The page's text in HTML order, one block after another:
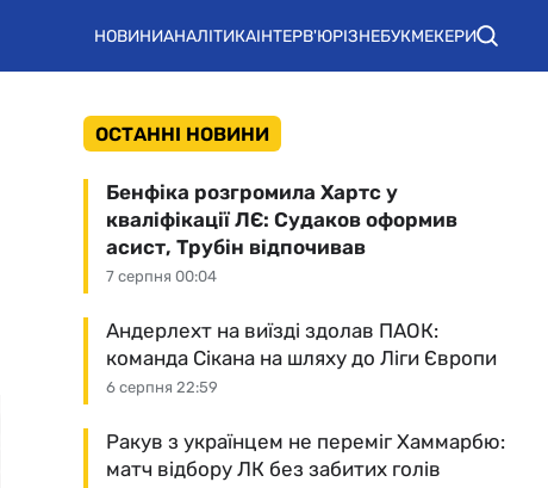
НОВИНИАНАЛІТИКАІНТЕРВ'ЮРІЗНЕБУКМЕКЕРИ
ОСТАННІ НОВИНИ
7 серпня 00:04
Бенфіка розгромила Хартс у
кваліфікації ЛЄ: Судаков оформив
асист, Трубін відпочивав
6 серпня 22:59
Андерлехт на виїзді здолав ПАОК:
команда Сікана на шляху до Ліги Європи
Ракув з українцем не переміг Хаммарбю:
матч відбору ЛК без забитих голів